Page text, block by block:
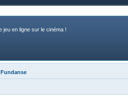
jeu en ligne sur le cinéma !
Fundanse